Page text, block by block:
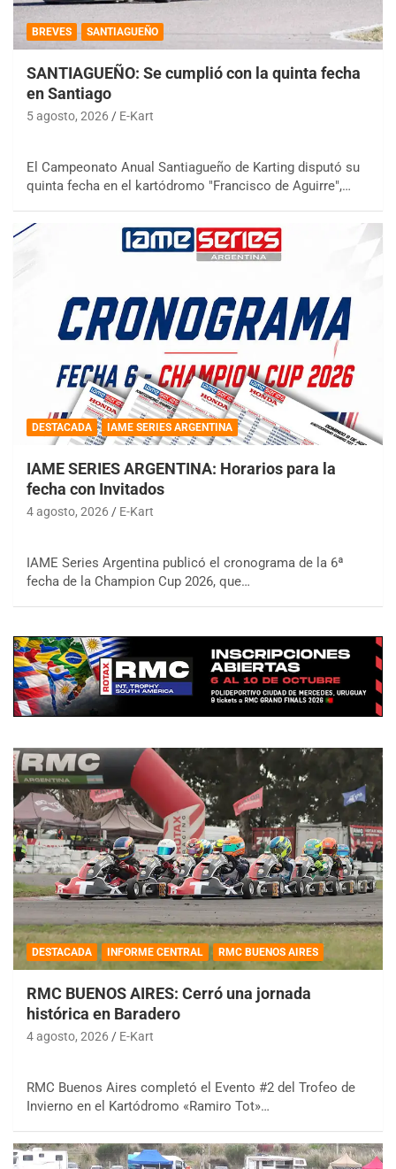
BREVES SANTIAGUEÑO
SANTIAGUEÑO: Se cumplió con la quinta fecha
en Santiago
5 agosto, 2026 E-Kart
El Campeonato Anual Santiagueño de Karting disputó su
quinta fecha en el kartódromo "Francisco de Aguirre",…
DESTACADA IAME SERIES ARGENTINA
IAME SERIES ARGENTINA: Horarios para la
fecha con Invitados
4 agosto, 2026 E-Kart
IAME Series Argentina publicó el cronograma de la 6ª
fecha de la Champion Cup 2026, que…
DESTACADA INFORME CENTRAL RMC BUENOS AIRES
RMC BUENOS AIRES: Cerró una jornada
histórica en Baradero
4 agosto, 2026 E-Kart
RMC Buenos Aires completó el Evento #2 del Trofeo de
Invierno en el Kartódromo «Ramiro Tot»…